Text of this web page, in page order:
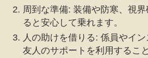
周到な準備: 装備や防寒、視界
ると安心して乗れます。
人の助けを借りる: 係員やイン
友人のサポートを利用するこ